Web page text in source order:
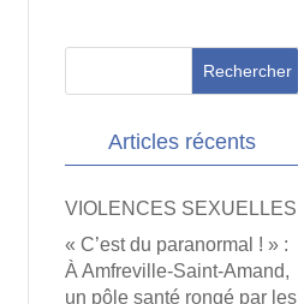
Articles récents
VIOLENCES SEXUELLES
« C’est du paranormal ! » :
À Amfreville-Saint-Amand,
un pôle santé rongé par les